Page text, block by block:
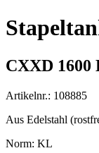
CXXD 1600
Artikelnr.: 108885
Aus Edelstahl
Norm: KL